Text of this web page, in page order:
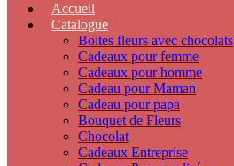
Accueil
Catalogue
Boites fleurs avec chocolats
Cadeaux pour femme
Cadeaux pour homme
Cadeau pour Maman
Cadeau pour papa
Bouquet de Fleurs
Chocolat
Cadeaux Entreprise